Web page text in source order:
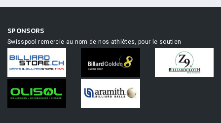
SPONSORS
Swisspool remercie au nom de nos athlètes, pour le soutien